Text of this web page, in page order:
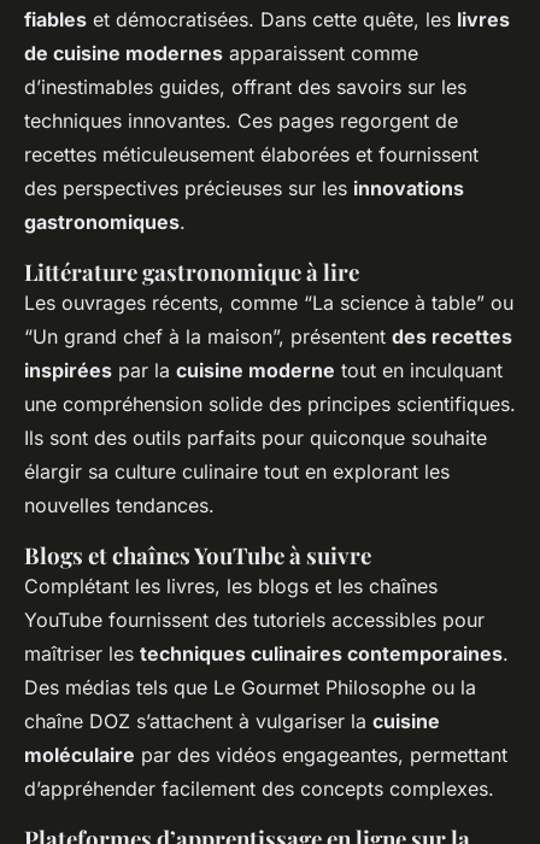
fiables et démocratisées. Dans cette quête, les livres
de cuisine modernes apparaissent comme
d’inestimables guides, offrant des savoirs sur les
techniques innovantes. Ces pages regorgent de
recettes méticuleusement élaborées et fournissent
des perspectives précieuses sur les innovations
gastronomiques.
Littérature gastronomique à lire
Les ouvrages récents, comme “La science à table” ou
“Un grand chef à la maison”, présentent des recettes
inspirées par la cuisine moderne tout en inculquant
une compréhension solide des principes scientifiques.
Ils sont des outils parfaits pour quiconque souhaite
élargir sa culture culinaire tout en explorant les
nouvelles tendances.
Blogs et chaînes YouTube à suivre
Complétant les livres, les blogs et les chaînes
YouTube fournissent des tutoriels accessibles pour
maîtriser les techniques culinaires contemporaines.
Des médias tels que Le Gourmet Philosophe ou la
chaîne DOZ s’attachent à vulgariser la cuisine
moléculaire par des vidéos engageantes, permettant
d’appréhender facilement des concepts complexes.